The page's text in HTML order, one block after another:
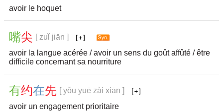
avoir le hoquet
嘴尖 [ zuǐ jiān ]
avoir la langue acérée / avoir un sens du goût affûté / être
difficile concernant sa nourriture
有约在先 [ yǒu yuē zài xiān ]
avoir un engagement prioritaire